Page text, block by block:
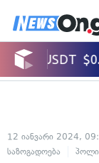
12 იანვარი 2024,
საზოგადოება